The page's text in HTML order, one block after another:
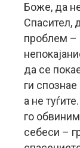
Боже, да
Спасител,
проблем –
да се
ги
а не
го
себеси –